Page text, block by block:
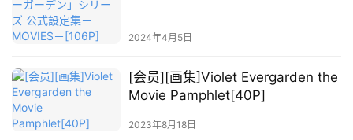
首
页
在
线
教
程
2024年4月5日
[会员][画集]Violet Evergarden the
Movie Pamphlet[40P]
2023年8月18日